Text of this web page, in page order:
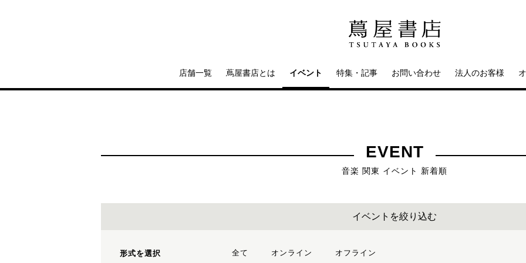
店舗一覧 蔦屋書店とは イベント 特集・記事 お問い合わせ 法人のお客様
EVENT
音楽 関東 イベント 新着順
イベントを絞り込む
形式を選択 全て オンライン オフライン